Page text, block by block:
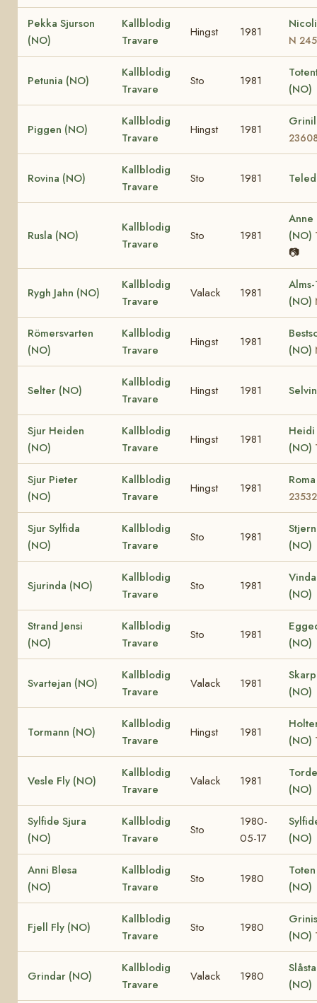
Pekka Sjurson
(NO)
Kallblodig
Travare
Hingst 1981
N
Petunia (NO)
Kallblodig
Travare
Sto 1981
(NO)
Piggen (NO)
Kallblodig
Travare
Hingst 1981
Rovina (NO)
Kallblodig
Travare
Sto 1981
Rusla (NO)
Kallblodig
Travare
Sto 1981
Anne
(NO)
📷
Rygh Jahn (NO)
Kallblodig
Travare
Valack 1981
(NO)
Römersvarten
(NO)
Kallblodig
Travare
Hingst 1981
(NO)
Selter (NO)
Kallblodig
Travare
Hingst 1981
Sjur Heiden
(NO)
Kallblodig
Travare
Hingst 1981
Heidi
(NO)
Sjur Pieter
(NO)
Kallblodig
Travare
Hingst 1981
23532
Sjur Sylfida
(NO)
Kallblodig
Travare
Sto 1981
(NO)
Sjurinda (NO)
Kallblodig
Travare
Sto 1981
(NO)
Strand Jensi
(NO)
Kallblodig
Travare
Sto 1981
(NO)
Svartejan (NO)
Kallblodig
Travare
Valack 1981
(NO)
Tormann (NO)
Kallblodig
Travare
Hingst 1981
(NO)
Vesle Fly (NO)
Kallblodig
Travare
Valack 1981
(NO)
Sylfide Sjura
(NO)
Kallblodig
Travare
Sto
1980-
05-17
(NO)
Anni Blesa
(NO)
Kallblodig
Travare
Sto 1980
(NO)
Fjell Fly (NO)
Kallblodig
Travare
Sto 1980
(NO)
Grindar (NO)
Kallblodig
Travare
Valack 1980
(NO)